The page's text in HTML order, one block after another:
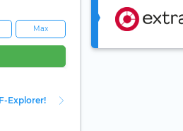
Max
Explorer!